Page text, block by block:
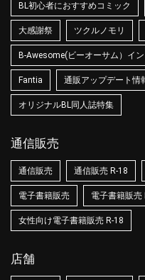
BL初心者におすすめコミック
大感謝祭 ツクルノモリ
B-Awesome(ビーオーサム）イ
Fantia 通販アップデート情
オリジナルBL同人誌特集
通信販売
通信販売 通信販売 R-18
電子書籍販売 電子書籍販売
女性向け電子書籍販売 R-18
店舗